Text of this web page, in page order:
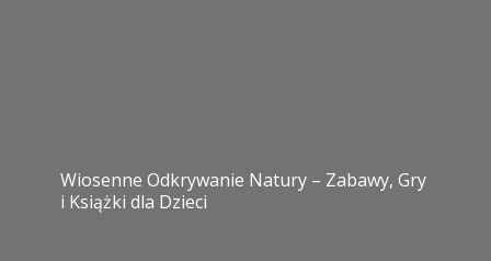
Wiosenne Odkrywanie Natury – Zabawy, Gry
i Książki dla Dzieci